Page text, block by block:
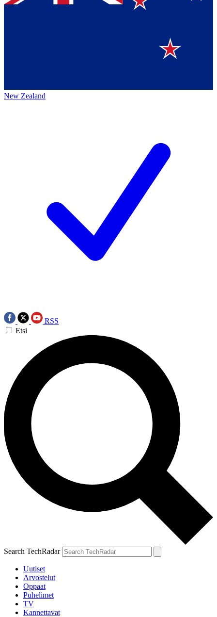
New Zealand
RSS
Etsi
Search TechRadar
Uutiset
Arvostelut
Oppaat
Puhelimet
TV
Kannettavat